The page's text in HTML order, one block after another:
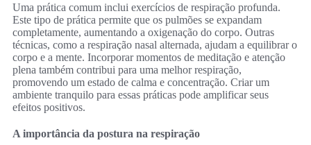
Uma prática comum inclui exercícios de respiração profunda.
Este tipo de prática permite que os pulmões se expandam
completamente, aumentando a oxigenação do corpo. Outras
técnicas, como a respiração nasal alternada, ajudam a equilibrar o
corpo e a mente. Incorporar momentos de meditação e atenção
plena também contribui para uma melhor respiração,
promovendo um estado de calma e concentração. Criar um
ambiente tranquilo para essas práticas pode amplificar seus
efeitos positivos.
A importância da postura na respiração